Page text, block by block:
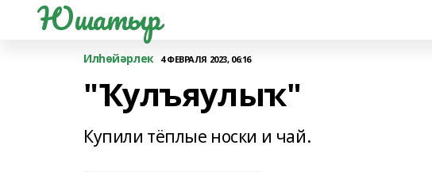
Юшатыр
Илһөйәрлек 4 ФЕВРАЛЯ 2023, 06:16
"Ҡулъяулыҡ"
Купили тёплые носки и чай.